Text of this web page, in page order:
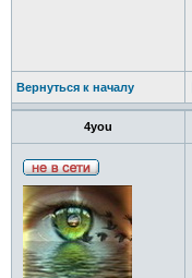
Вернуться к началу
4you